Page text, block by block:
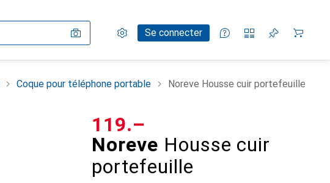
Paramètres
Compte clientSe connecter
Listes de comparaison
Listes d'envies
Panier
Coque pour téléphone portable Noreve Housse cuir portefeuille
Noreve Housse cuir
portefeuille
CHF
119.–